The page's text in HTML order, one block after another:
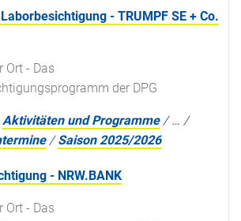
- TRUMPF SE + Co.
Ort - Das
der DPG
Aktivitäten und Programme /… /
/Saison 2025/2026
- NRW.BANK
Ort - Das